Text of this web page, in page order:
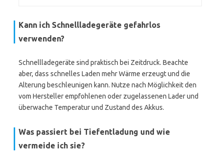
Kann ich Schnellladegeräte gefahrlos
verwenden?
Schnellladegeräte sind praktisch bei Zeitdruck. Beachte
aber, dass schnelles Laden mehr Wärme erzeugt und die
Alterung beschleunigen kann. Nutze nach Möglichkeit den
vom Hersteller empfohlenen oder zugelassenen Lader und
überwache Temperatur und Zustand des Akkus.
Was passiert bei Tiefentladung und wie
vermeide ich sie?